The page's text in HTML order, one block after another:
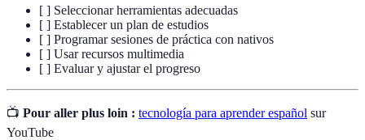
[ ] Seleccionar herramientas adecuadas
[ ] Establecer un plan de estudios
[ ] Programar sesiones de práctica con nativos
[ ] Usar recursos multimedia
[ ] Evaluar y ajustar el progreso
📺 Pour aller plus loin : tecnología para aprender español sur
YouTube